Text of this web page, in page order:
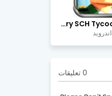
تحميل لعبة Idle Military SCH Tycoon مهكرة آخر إصدار
اندرويد
0 تعليقات